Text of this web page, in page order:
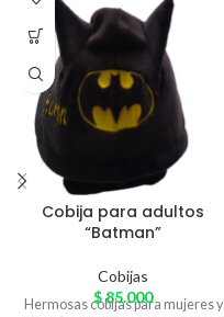
Cobija para adultos
“Batman”
Cobijas
$85.000
Hermosas cobijas para mujeres y